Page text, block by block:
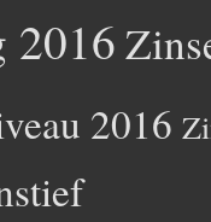
2016
2016